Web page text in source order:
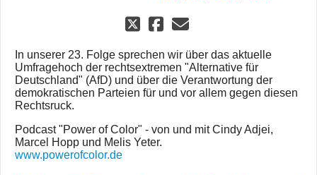
In unserer 23. Folge sprechen wir über das aktuelle
Umfragehoch der rechtsextremen "Alternative für
Deutschland" (AfD) und über die Verantwortung der
demokratischen Parteien für und vor allem gegen diesen
Rechtsruck.
Podcast "Power of Color" - von und mit Cindy Adjei,
Marcel Hopp und Melis Yeter.
www.powerofcolor.de